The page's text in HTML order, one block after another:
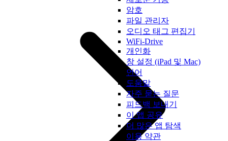
암호
파일 관리자
오디오 태그 편집기
WiFi-Drive
개인화
창 설정 (iPad 및 Mac)
언어
도움말
자주 묻는 질문
피드백 보내기
이 앱 공유
더 많은 앱 탐색
이용 약관